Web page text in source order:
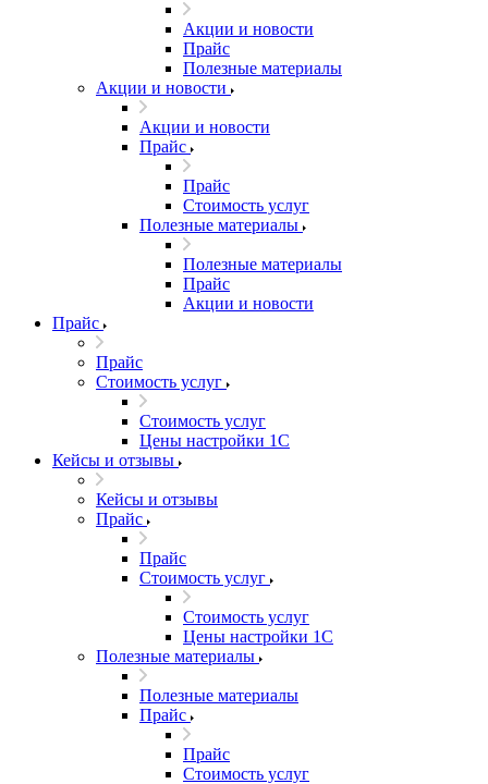
Акции и новости
Прайс
Полезные материалы
Акции и новости
Акции и новости
Прайс
Прайс
Стоимость услуг
Полезные материалы
Полезные материалы
Прайс
Акции и новости
Прайс
Прайс
Стоимость услуг
Стоимость услуг
Цены настройки 1С
Кейсы и отзывы
Кейсы и отзывы
Прайс
Прайс
Стоимость услуг
Стоимость услуг
Цены настройки 1С
Полезные материалы
Полезные материалы
Прайс
Прайс
Стоимость услуг